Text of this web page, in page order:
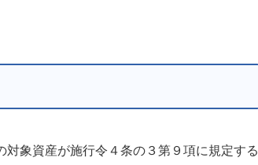
対象資産が施行令４条の３第９項に規定する